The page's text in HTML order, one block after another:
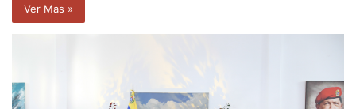
Ver Mas »